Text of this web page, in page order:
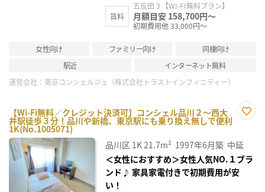
賃料
五反田３【WI-FI無料プラン】
月額目安 158,700円～
初期費用他 33,000円～
女性向け ファミリー向け
同棲向け
駅近
インターネット無料
運営会社： 東京コンシェルジュ（株式会社トラストインフィニティー）
【Wi-Fi無料／クレジット決済可】コンシェル品川２～西大
井駅徒歩３分！品川や新橋、東京駅にも乗り換え無しで便利
1K(No.1005071)
り登
録
品川区 1K21.7m² 1997年6月築 中延
＜女性におすすめ＞女性人気NO.１ブラ
ンド♪ 家具家電付きで初期費用が安
い！